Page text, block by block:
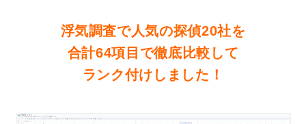
浮気調査で人気の探偵20社を
合計64項目で徹底比較して
ランク付けしました！